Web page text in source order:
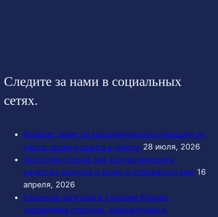
Следите за нами в социальных
сетях.
Возврат денег за мошеннические операции по
карте: права клиента и шансы 28 июля, 2026
Экология города: как контролировать
качество воздуха и воды и добиваться мер 16
апреля, 2026
Сезонная загрузка в туризме Крыма:
управление спросом, маршрутами и